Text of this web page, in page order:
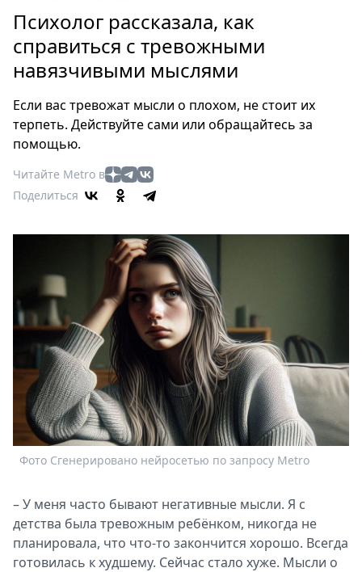
Россия
Мир
Здоровье
Туризм
Мода
Кино
Афиша
Выставки
Пресс-
релизы
О
Metro
Стримы
Спецпроекты
Звезды
Выборы
2026
Скачай
Психолог рассказала, как
справиться с тревожными
навязчивыми мыслями
Если вас тревожат мысли о плохом, не стоит их
терпеть. Действуйте сами или обращайтесь за
помощью.
Читайте Metro в
Поделиться
Фото Сгенерировано нейросетью по запросу Metro
– У меня часто бывают негативные мысли. Я с
детства была тревожным ребёнком, никогда не
планировала, что что-то закончится хорошо. Всегда
готовилась к худшему. Сейчас стало хуже. Мысли о